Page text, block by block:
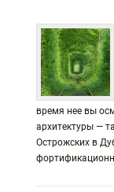
время нее вы
архитектуры —
Острожских в